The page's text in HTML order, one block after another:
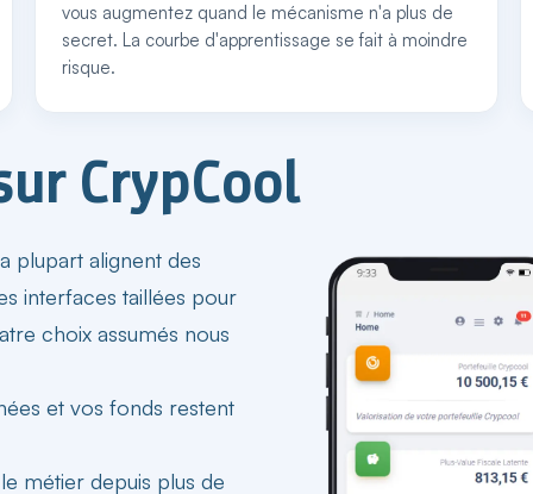
vous augmentez quand le mécanisme n'a plus de
secret. La courbe d'apprentissage se fait à moindre
risque.
CrypCool
plupart alignent des
interfaces taillées pour
choix assumés nous
et vos fonds restent
métier depuis plus de